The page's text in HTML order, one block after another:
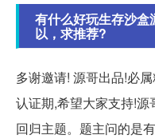
有什么好玩生存沙
以，求推荐?
多谢邀请! 源哥出品!必
认证期,希望大家支持!
回归主题。题主问的是